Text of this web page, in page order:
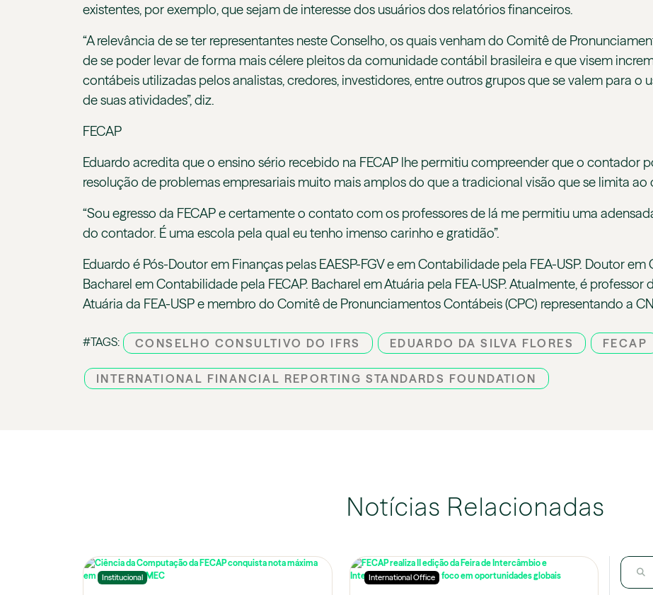
existentes, por exemplo, que sejam de interesse dos usuários dos relatórios financeiros.
“A relevância de se ter representantes neste Conselho, os quais venham do Comitê de
de se poder levar de forma mais célere pleitos da comunidade contábil brasileira e que visem
contábeis utilizadas pelos analistas, credores, investidores, entre outros grupos que se valem para
de suas atividades”, diz.
FECAP
Eduardo acredita que o ensino sério recebido na FECAP lhe permitiu compreender que o contador
resolução de problemas empresariais muito mais amplos do que a tradicional visão que se limita
“Sou egresso da FECAP e certamente o contato com os professores de lá me permitiu uma
do contador. É uma escola pela qual eu tenho imenso carinho e gratidão”.
Eduardo é Pós-Doutor em Finanças pelas EAESP-FGV e em Contabilidade pela FEA-USP. Doutor
Bacharel em Contabilidade pela FECAP. Bacharel em Atuária pela FEA-USP. Atualmente, é
Atuária da FEA-USP e membro do Comitê de Pronunciamentos Contábeis (CPC) representando a
#TAGS: CONSELHO CONSULTIVO DO IFRS EDUARDO DA SILVA FLORES FECAP
INTERNATIONAL FINANCIAL REPORTING STANDARDS FOUNDATION
Notícias Relacionadas
Institucional International Office